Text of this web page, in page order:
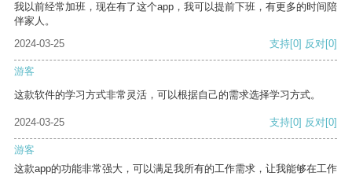
我以前经常加班，现在有了这个app，我可以提前下班，有更多的时间陪
伴家人。
2024-03-25
支持[0] 反对[0]
游客
这款软件的学习方式非常灵活，可以根据自己的需求选择学习方式。
2024-03-25 支持[0] 反对[0]
游客
这款app的功能非常强大，可以满足我所有的工作需求，让我能够在工作